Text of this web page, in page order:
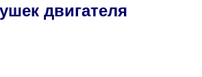
двигателя